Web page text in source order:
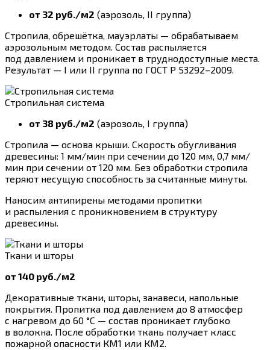
от 32 руб./м2 (аэрозоль, II группа)
Стропила, обрешётка, мауэрлаты — обрабатываем
аэрозольным методом. Состав распыляется
под давлением и проникает в труднодоступные места.
Результат — I или II группа по ГОСТ Р 53292–2009.
Стропильная система
от 38 руб./м2 (аэрозоль, I группа)
Стропила — основа крыши. Скорость обугливания
древесины: 1 мм/мин при сечении до 120 мм, 0,7 мм/
мин при сечении от 120 мм. Без обработки стропила
теряют несущую способность за считанные минуты.
Наносим антипирены методами пропитки
и распыления с проникновением в структуру
древесины.
Ткани и шторы
от 140 руб./м2
Декоративные ткани, шторы, занавеси, напольные
покрытия. Пропитка под давлением до 8 атмосфер
с нагревом до 60 °C — состав проникает глубоко
в волокна. После обработки ткань получает класс
пожарной опасности КМ1 или КМ2.